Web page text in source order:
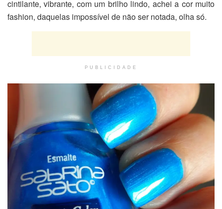
cintilante, vibrante, com um brilho lindo, achei a cor muito
fashion, daquelas impossível de não ser notada, olha só.
PUBLICIDADE